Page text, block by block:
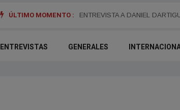
ÚLTIMO MOMENTO : ENTREVISTA A ALEJANDRO KIM
ENTREVISTAS GENERALES